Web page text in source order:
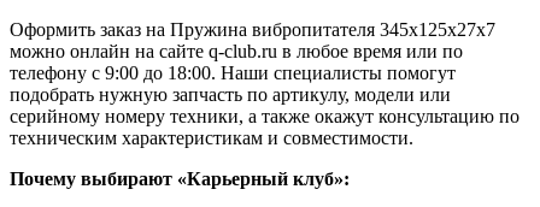
Оформить заказ на Пружина вибропитателя 345х125х27х7
можно онлайн на сайте q-club.ru в любое время или по
телефону с 9:00 до 18:00. Наши специалисты помогут
подобрать нужную запчасть по артикулу, модели или
серийному номеру техники, а также окажут консультацию по
техническим характеристикам и совместимости.
Почему выбирают «Карьерный клуб»: